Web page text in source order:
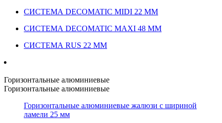
СИСТЕМА DECOMATIC MIDI 22 ММ
СИСТЕМА DECOMATIC MAXI 48 ММ
СИСТЕМА RUS 22 ММ
Горизонтальные алюминиевые
Горизонтальные алюминиевые
Горизонтальные алюминиевые жалюзи с шириной
ламели 25 мм